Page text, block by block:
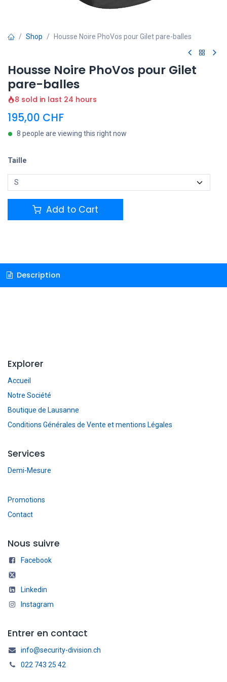
Shop Housse Noire PhoVos pour Gilet pare-balles
Housse Noire PhoVos pour Gilet
pare-balles
8 sold in last 24 hours
195,00 CHF
8 people are viewing this right now
Taille
Add to Cart
Description
Explorer
Accueil
Notre Société
Boutique de Lausanne
Conditions Générales de Vente et mentions Légales
Services
Demi-Mesure
Promotions
Contact
Nous suivre
Facebook
Linkedin
Instagram
Entrer en contact
info@security-division.ch
022 743 25 42